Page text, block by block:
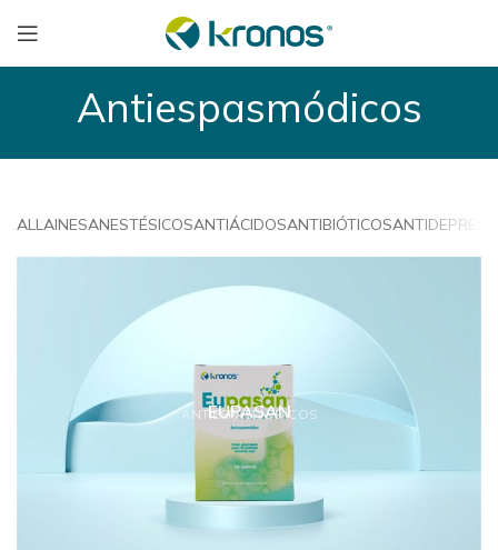
Antiespasmódicos
ALLAINESANESTÉSICOSANTIÁCIDOSANTIBIÓTICOS
ANTIESPASMÓDICOS
EUPASAN